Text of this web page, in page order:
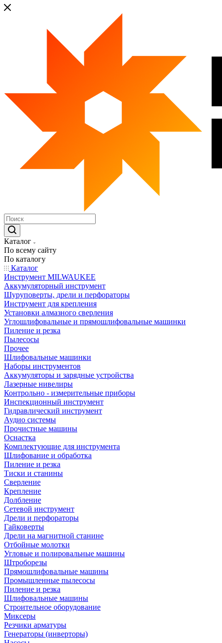
Каталог
По всему сайту
По каталогу
Каталог
Инструмент MILWAUKEE
Аккумуляторный инструмент
Шуруповерты, дрели и перфораторы
Инструмент для крепления
Установки алмазного сверления
Углошлифовальные и прямошлифовальные машинки
Пиление и резка
Пылесосы
Прочее
Шлифовальные машинки
Наборы инструментов
Аккумуляторы и зарядные устройства
Лазерные нивелиры
Контрольно - измерительные приборы
Инспекционный инструмент
Гидравлический инструмент
Аудио системы
Прочистные машины
Оснастка
Комплектующие для инструмента
Шлифование и обработка
Пиление и резка
Тиски и станины
Сверление
Крепление
Долбление
Сетевой инструмент
Дрели и перфораторы
Гайковерты
Дрели на магнитной станине
Отбойные молотки
Угловые и полировальные машины
Штроборезы
Прямошлифовальные машины
Промышленные пылесосы
Пиление и резка
Шлифовальные машины
Строительное оборудование
Миксеры
Резчики арматуры
Генераторы (инверторы)